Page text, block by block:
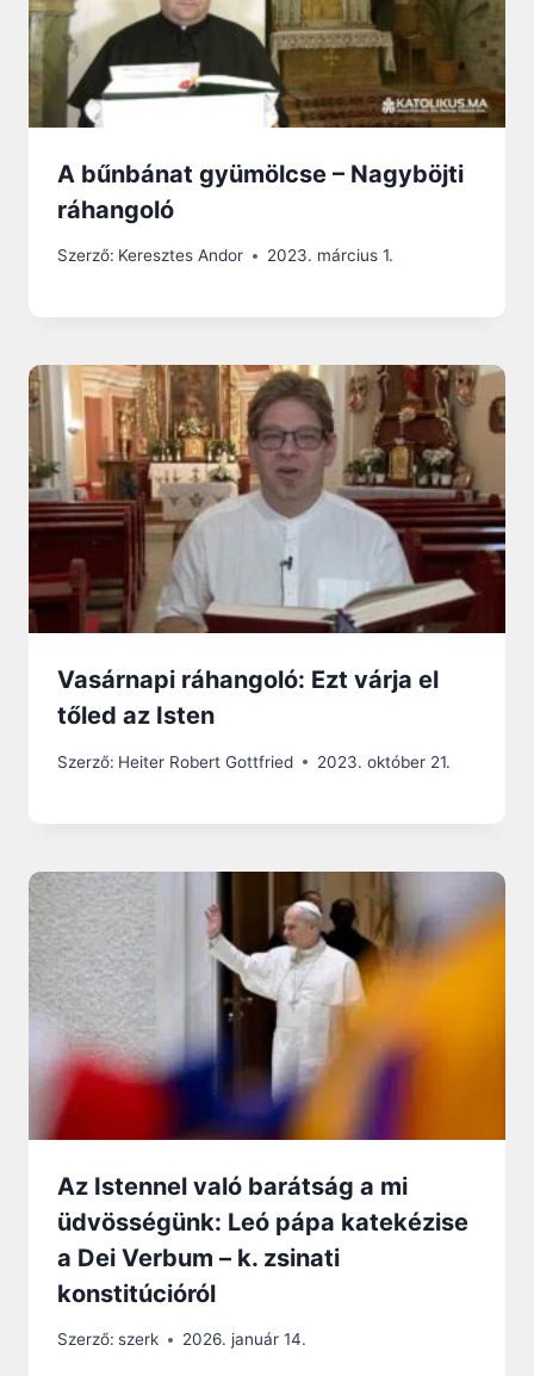
A bűnbánat gyümölcse – Nagyböjti
ráhangoló
Szerző: Keresztes Andor 2023. március 1.
Vasárnapi ráhangoló: Ezt várja el
tőled az Isten
Szerző: Heiter Robert Gottfried 2023. október 21.
Az Istennel való barátság a mi
üdvösségünk: Leó pápa katekézise
a Dei Verbum – k. zsinati
konstitúcióról
Szerző: szerk 2026. január 14.